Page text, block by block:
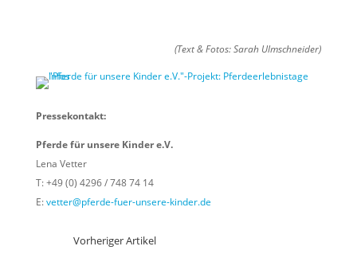
(Text & Fotos: Sarah Ulmschneider)
Pressekontakt:
Pferde für unsere Kinder e.V.
Lena Vetter
T: +49 (0) 4296 / 748 74 14
E:vetter@pferde-fuer-unsere-kinder.de
Vorheriger Artikel